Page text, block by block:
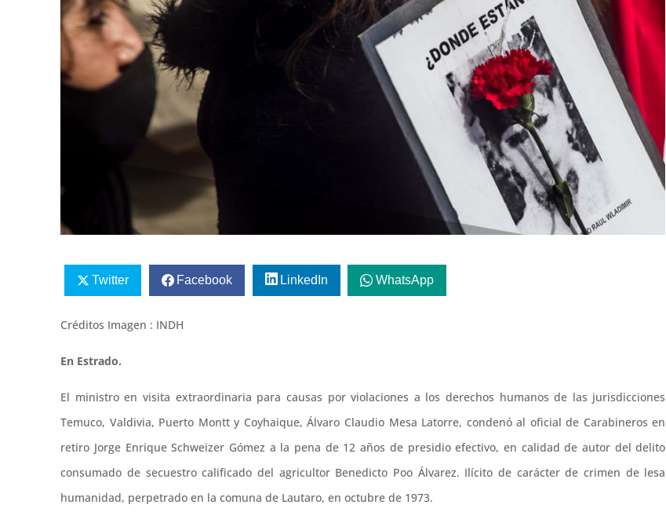
Twitter Facebook LinkedIn WhatsApp
Créditos Imagen : INDH
En Estrado.
El ministro en visita extraordinaria para causas por violaciones a los derechos humanos de las jurisdicciones
Temuco, Valdivia, Puerto Montt y Coyhaique, Álvaro Claudio Mesa Latorre, condenó al oficial de Carabineros en
retiro Jorge Enrique Schweizer Gómez a la pena de 12 años de presidio efectivo, en calidad de autor del delito
consumado de secuestro calificado del agricultor Benedicto Poo Álvarez. Ilícito de carácter de crimen de lesa
humanidad, perpetrado en la comuna de Lautaro, en octubre de 1973.